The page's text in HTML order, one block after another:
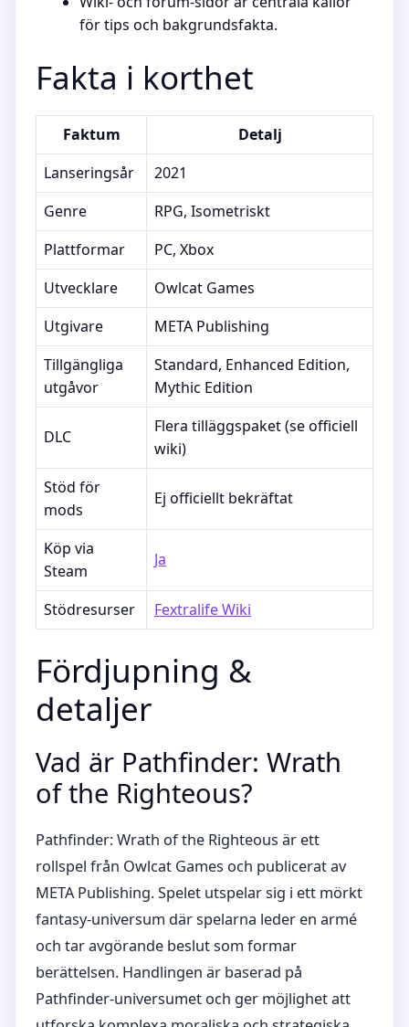
för tips och bakgrundsfakta.
Fakta i korthet
Faktum
Detalj
Lanseringsår
2021
Genre
RPG, Isometriskt
Plattformar
PC, Xbox
Utvecklare
Owlcat Games
Utgivare
META Publishing
Tillgängliga
utgåvor
Standard, Enhanced Edition,
Mythic Edition
DLC
Flera tilläggspaket (se officiell
wiki)
Stöd för
mods
Ej officiellt bekräftat
Köp via
Steam
Ja
Stödresurser Fextralife Wiki
Fördjupning &
detaljer
Vad är Pathfinder: Wrath
of the Righteous?
Pathfinder: Wrath of the Righteous är ett
rollspel från Owlcat Games och publicerat av
META Publishing. Spelet utspelar sig i ett mörkt
fantasy-universum där spelarna leder en armé
och tar avgörande beslut som formar
berättelsen. Handlingen är baserad på
Pathfinder-universumet och ger möjlighet att